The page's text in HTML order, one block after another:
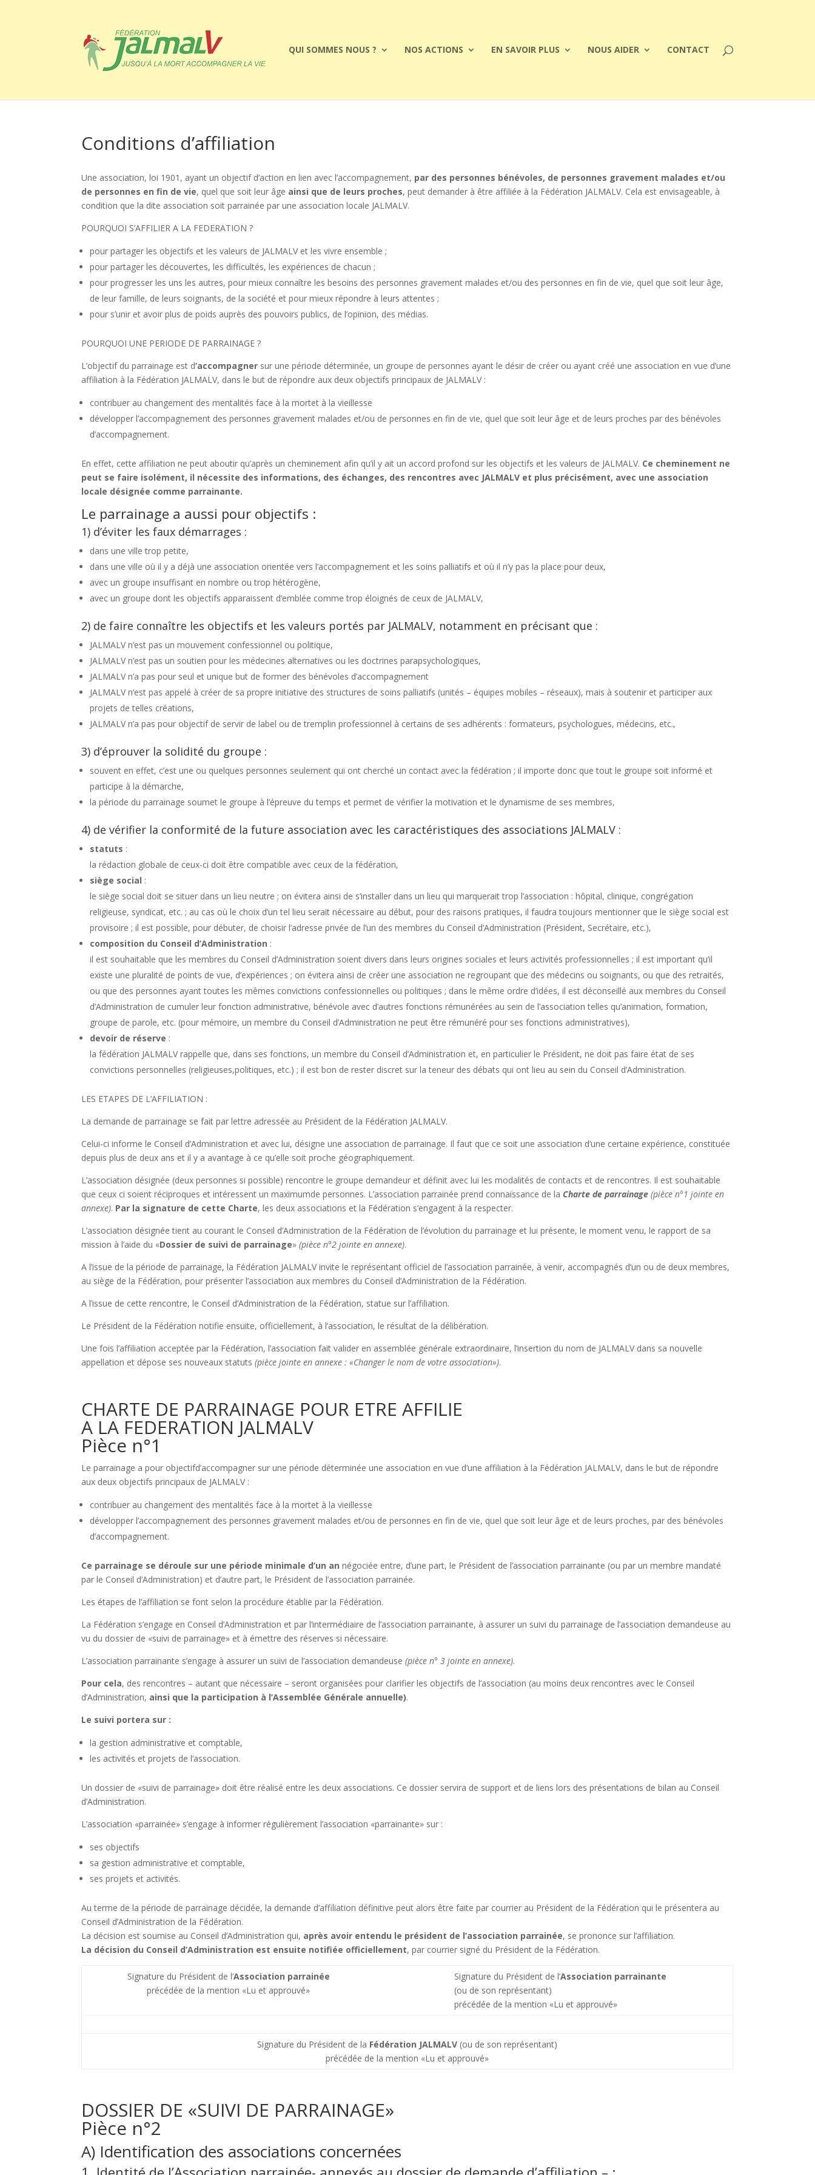
QUI SOMMES NOUS ? NOS ACTIONS EN SAVOIR PLUS NOUS AIDER CONTACT
Conditions d’affiliation
Une association, loi 1901, ayant un objectif d’action en lien avec l’accompagnement, par des personnes bénévoles, de personnes gravement malades et/ou
de personnes en fin de vie, quel que soit leur âge ainsi que de leurs proches, peut demander à être affiliée à la Fédération JALMALV. Cela est envisageable, à
condition que la dite association soit parrainée par une association locale JALMALV.
POURQUOI S’AFFILIER A LA FEDERATION ?
pour partager les objectifs et les valeurs de JALMALV et les vivre ensemble ;
pour partager les découvertes, les difficultés, les expériences de chacun ;
pour progresser les uns les autres, pour mieux connaître les besoins des personnes gravement malades et/ou des personnes en fin de vie, quel que soit leur âge,
de leur famille, de leurs soignants, de la société et pour mieux répondre à leurs attentes ;
pour s’unir et avoir plus de poids auprès des pouvoirs publics, de l’opinion, des médias.
POURQUOI UNE PERIODE DE PARRAINAGE ?
L’objectif du parrainage est d‘accompagner sur une période déterminée, un groupe de personnes ayant le désir de créer ou ayant créé une association en vue d’une
affiliation à la Fédération JALMALV, dans le but de répondre aux deux objectifs principaux de JALMALV :
contribuer au changement des mentalités face à la mortet à la vieillesse
développer l’accompagnement des personnes gravement malades et/ou de personnes en fin de vie, quel que soit leur âge et de leurs proches par des bénévoles
d’accompagnement.
En effet, cette affiliation ne peut aboutir qu’après un cheminement afin qu’il y ait un accord profond sur les objectifs et les valeurs de JALMALV. Ce cheminement ne
peut se faire isolément, il nécessite des informations, des échanges, des rencontres avec JALMALV et plus précisément, avec une association
locale désignée comme parrainante.
Le parrainage a aussi pour objectifs :
1) d’éviter les faux démarrages :
dans une ville trop petite,
dans une ville où il y a déjà une association orientée vers l’accompagnement et les soins palliatifs et où il n’y pas la place pour deux,
avec un groupe insuffisant en nombre ou trop hétérogène,
avec un groupe dont les objectifs apparaissent d’emblée comme trop éloignés de ceux de JALMALV,
2) de faire connaître les objectifs et les valeurs portés par JALMALV, notamment en précisant que :
JALMALV n’est pas un mouvement confessionnel ou politique,
JALMALV n’est pas un soutien pour les médecines alternatives ou les doctrines parapsychologiques,
JALMALV n’a pas pour seul et unique but de former des bénévoles d’accompagnement
JALMALV n’est pas appelé à créer de sa propre initiative des structures de soins palliatifs (unités – équipes mobiles – réseaux), mais à soutenir et participer aux
projets de telles créations,
JALMALV n’a pas pour objectif de servir de label ou de tremplin professionnel à certains de ses adhérents : formateurs, psychologues, médecins, etc.,
3) d’éprouver la solidité du groupe :
souvent en effet, c’est une ou quelques personnes seulement qui ont cherché un contact avec la fédération ; il importe donc que tout le groupe soit informé et
participe à la démarche,
la période du parrainage soumet le groupe à l’épreuve du temps et permet de vérifier la motivation et le dynamisme de ses membres,
4) de vérifier la conformité de la future association avec les caractéristiques des associations JALMALV :
statuts :
la rédaction globale de ceux-ci doit être compatible avec ceux de la fédération,
siège social :
le siège social doit se situer dans un lieu neutre ; on évitera ainsi de s’installer dans un lieu qui marquerait trop l’association : hôpital, clinique, congrégation
religieuse, syndicat, etc. ; au cas où le choix d’un tel lieu serait nécessaire au début, pour des raisons pratiques, il faudra toujours mentionner que le siège social est
provisoire ; il est possible, pour débuter, de choisir l’adresse privée de l’un des membres du Conseil d’Administration (Président, Secrétaire, etc.),
composition du Conseil d’Administration :
il est souhaitable que les membres du Conseil d’Administration soient divers dans leurs origines sociales et leurs activités professionnelles ; il est important qu’il
existe une pluralité de points de vue, d’expériences ; on évitera ainsi de créer une association ne regroupant que des médecins ou soignants, ou que des retraités,
ou que des personnes ayant toutes les mêmes convictions confessionnelles ou politiques ; dans le même ordre d’idées, il est déconseillé aux membres du Conseil
d’Administration de cumuler leur fonction administrative, bénévole avec d’autres fonctions rémunérées au sein de l’association telles qu’animation, formation,
groupe de parole, etc. (pour mémoire, un membre du Conseil d’Administration ne peut être rémunéré pour ses fonctions administratives),
devoir de réserve :
la fédération JALMALV rappelle que, dans ses fonctions, un membre du Conseil d’Administration et, en particulier le Président, ne doit pas faire état de ses
convictions personnelles (religieuses,politiques, etc.) ; il est bon de rester discret sur la teneur des débats qui ont lieu au sein du Conseil d’Administration.
LES ETAPES DE L’AFFILIATION :
La demande de parrainage se fait par lettre adressée au Président de la Fédération JALMALV.
Celui-ci informe le Conseil d’Administration et avec lui, désigne une association de parrainage. Il faut que ce soit une association d’une certaine expérience, constituée
depuis plus de deux ans et il y a avantage à ce qu’elle soit proche géographiquement.
L’association désignée (deux personnes si possible) rencontre le groupe demandeur et définit avec lui les modalités de contacts et de rencontres. Il est souhaitable
que ceux ci soient réciproques et intéressent un maximumde personnes. L’association parrainée prend connaissance de la Charte de parrainage (pièce n°1 jointe en
annexe). Par la signature de cette Charte, les deux associations et la Fédération s’engagent à la respecter.
L’association désignée tient au courant le Conseil d’Administration de la Fédération de l’évolution du parrainage et lui présente, le moment venu, le rapport de sa
mission à l’aide du «Dossier de suivi de parrainage»(pièce n°2 jointe en annexe).
A l’issue de la période de parrainage, la Fédération JALMALV invite le représentant officiel de l’association parrainée, à venir, accompagnés d’un ou de deux membres,
au siège de la Fédération, pour présenter l’association aux membres du Conseil d’Administration de la Fédération.
A l’issue de cette rencontre, le Conseil d’Administration de la Fédération, statue sur l’affiliation.
Le Président de la Fédération notifie ensuite, officiellement, à l’association, le résultat de la délibération.
Une fois l’affiliation acceptée par la Fédération, l’association fait valider en assemblée générale extraordinaire, l’insertion du nom de JALMALV dans sa nouvelle
appellation et dépose ses nouveaux statuts(pièce jointe en annexe : «Changer le nom de votre association»).
CHARTE DE PARRAINAGE POUR ETRE AFFILIE
A LA FEDERATION JALMALV
Pièce n°1
Le parrainage a pour objectifd’accompagner sur une période déterminée une association en vue d’une affiliation à la Fédération JALMALV, dans le but de répondre
aux deux objectifs principaux de JALMALV :
contribuer au changement des mentalités face à la mortet à la vieillesse
développer l’accompagnement des personnes gravement malades et/ou de personnes en fin de vie, quel que soit leur âge et de leurs proches, par des bénévoles
d’accompagnement.
Ce parrainage se déroule sur une période minimale d’un an négociée entre, d’une part, le Président de l’association parrainante (ou par un membre mandaté
par le Conseil d’Administration) et d’autre part, le Président de l’association parrainée.
Les étapes de l’affiliation se font selon la procédure établie par la Fédération.
La Fédération s’engage en Conseil d’Administration et par l’intermédiaire de l’association parrainante, à assurer un suivi du parrainage de l’association demandeuse au
vu du dossier de «suivi de parrainage» et à émettre des réserves si nécessaire.
L’association parrainante s’engage à assurer un suivi de l’association demandeuse(pièce n° 3 jointe en annexe).
Pour cela, des rencontres – autant que nécessaire – seront organisées pour clarifier les objectifs de l’association (au moins deux rencontres avec le Conseil
d’Administration, ainsi que la participation à l’Assemblée Générale annuelle).
Le suivi portera sur :
la gestion administrative et comptable,
les activités et projets de l’association.
Un dossier de «suivi de parrainage» doit être réalisé entre les deux associations. Ce dossier servira de support et de liens lors des présentations de bilan au Conseil
d’Administration.
L’association «parrainée» s’engage à informer régulièrement l’association «parrainante» sur :
ses objectifs
sa gestion administrative et comptable,
ses projets et activités.
Au terme de la période de parrainage décidée, la demande d’affiliation définitive peut alors être faite par courrier au Président de la Fédération qui le présentera au
Conseil d’Administration de la Fédération.
La décision est soumise au Conseil d’Administration qui, après avoir entendu le président de l’association parrainée, se prononce sur l’affiliation.
La décision du Conseil d’Administration est ensuite notifiée officiellement, par courrier signé du Président de la Fédération.
Signature du Président de l’Association parrainée
précédée de la mention «Lu et approuvé»
Signature du Président de l’Association parrainante
(ou de son représentant)
précédée de la mention «Lu et approuvé»
Signature du Président de la Fédération JALMALV (ou de son représentant)
précédée de la mention «Lu et approuvé»
DOSSIER DE «SUIVI DE PARRAINAGE»
Pièce n°2
A) Identification des associations concernées